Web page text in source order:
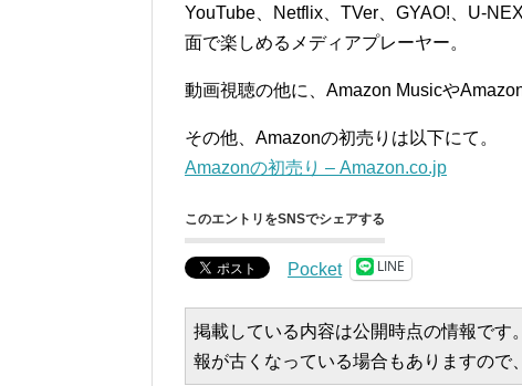
YouTube、Netflix、TVer、GYAO!、U-
面で楽しめるメディアプレーヤー。
動画視聴の他に、Amazon Musicや
その他、Amazonの初売りは以下にて。
Amazonの初売り – Amazon.co.jp
このエントリをSNSでシェアする
Pocket LINE
掲載している内容は公開時点の情報です
報が古くなっている場合もありますので